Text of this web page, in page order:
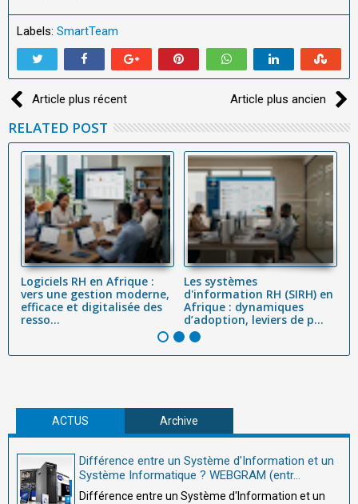
Labels: SmartTeam
Article plus récent Article plus ancien
RELATED POST
Logiciels RH en Afrique :
vers une gestion moderne,
efficace et digitalisée des
resso...
Les systèmes
d'information RH (SIRH) en
Afrique : dynamiques
d’adoption, leviers de p...
ACTUS Archive
Différence entre un Système d'Information et un
Système Informatique ? WEBGRAM (entr...
Différence entre un Système d'Information et un